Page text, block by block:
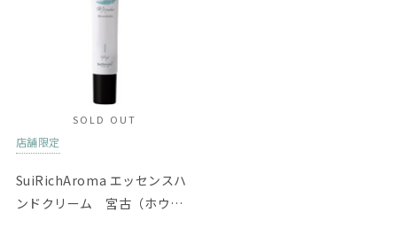
SOLD OUT
店舗限定
SuiRichAroma エッセンスハ
ンドクリーム 宮古（ホウオ